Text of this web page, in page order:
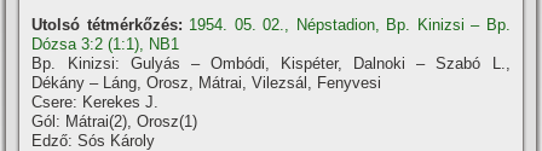
Utolsó tétmérkőzés: 1954. 05. 02., Népstadion, Bp. Kinizsi – Bp.
Dózsa 3:2 (1:1), NB1
Bp. Kinizsi: Gulyás – Ombódi, Kispéter, Dalnoki – Szabó L.,
Dékány – Láng, Orosz, Mátrai, Vilezsál, Fenyvesi
Csere: Kerekes J.
Gól: Mátrai(2), Orosz(1)
Edző: Sós Károly